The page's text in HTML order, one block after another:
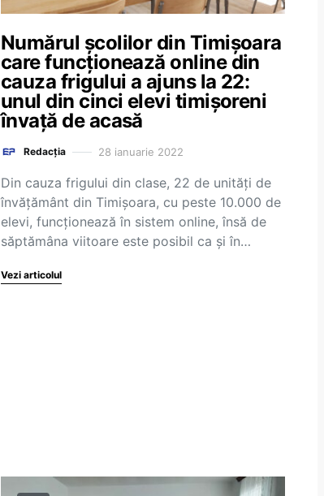
Numărul școlilor din Timișoara
care funcționează online din
cauza frigului a ajuns la 22:
unul din cinci elevi timișoreni
învață de acasă
Redacția 28 ianuarie 2022
Din cauza frigului din clase, 22 de unități de
învăţământ din Timişoara, cu peste 10.000 de
elevi, funcţionează în sistem online, însă de
săptămâna viitoare este posibil ca şi în…
Vezi articolul